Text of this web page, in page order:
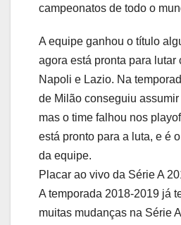
campeonatos de todo o
A equipe ganhou o título
agora está pronta para lutar
Napoli e Lazio. Na
de Milão conseguiu
mas o time falhou nos
está pronto para a luta, e é
da equipe.
Placar ao vivo da Série A
A temporada 2018-2019 já
muitas mudanças na Série